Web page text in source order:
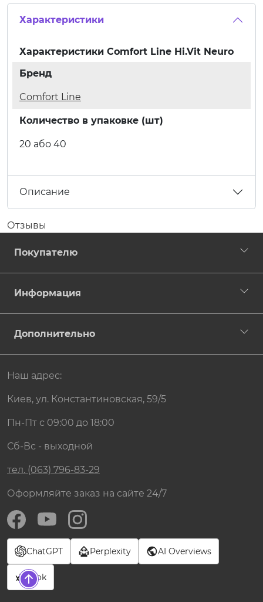
Характеристики
Характеристики Comfort Line Hi.Vit Neuro
Бренд
Comfort Line
Количество в упаковке (шт)
20 або 40
Описание
Отзывы
Покупателю
Информация
Дополнительно
Наш адрес:
Киев, ул. Константиновская, 59/5
Пн-Пт с 09:00 до 18:00
Сб-Вс - выходной
тел. (063) 796-83-29
Оформляйте заказ на сайте 24/7
ChatGPT Perplexity AI Overviews
Grok